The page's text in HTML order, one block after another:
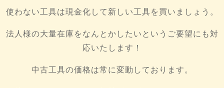
使わない工具は現金化して新しい工具を買いましょう。
法人様の大量在庫をなんとかしたいというご要望にも対
応いたします！
中古工具の価格は常に変動しております。